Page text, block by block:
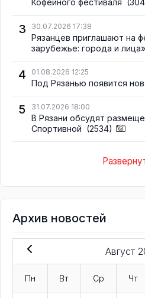
Кофейного фестиваля
3 30.07.2026 17:38
Рязанцев приглашают на
зарубежье: города и лица»
4 01.08.2026 12:25
Под Рязанью появится
5 31.07.2026 18:00
В Рязани обсудят
Спортивной (2534)
Архив новостей
Август
Пн Вт Ср Чт